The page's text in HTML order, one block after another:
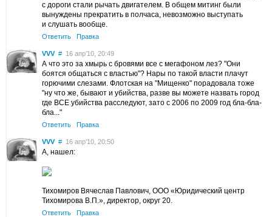
с дороги стали рычать двигателем. В общем митинг были
вынуждены прекратить в полчаса, невозможно выступать
и слушать вообще.
Ответить Правка
VVV # 16 апр’10, 20:49
А что это за хмырь с бровями все с мегафоном лез? "Они
боятся общаться с властью"? Нары по такой власти плачут
горючими слезами. Флотская на "Мищенко" порадовала тоже
"ну что же, бывают и убийства, разве вы можете назвать город
где ВСЕ убийства расследуют, зато с 2006 по 2009 год бла-бла-
бла..."
Ответить Правка
VVV # 16 апр’10, 20:50
А, нашел:
Тихомиров Вячеслав Павлович, ООО «Юридический центр
Тихомирова В.П.», директор, округ 20.
Ответить Правка